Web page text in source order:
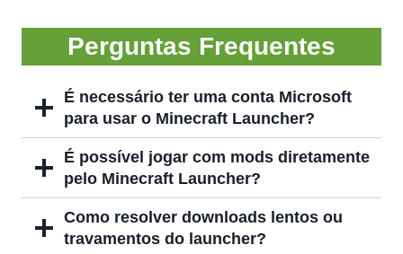
Perguntas Frequentes
É necessário ter uma conta Microsoft
para usar o Minecraft Launcher?
É possível jogar com mods diretamente
pelo Minecraft Launcher?
Como resolver downloads lentos ou
travamentos do launcher?